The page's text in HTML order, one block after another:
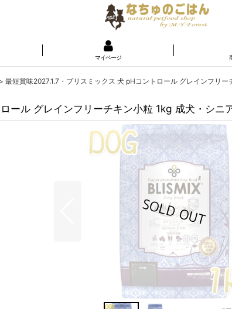
マイページ
> 最短賞味2027.1.7・ブリスミックス 犬 pHコントロール グレインフリ
ール グレインフリーチキン小粒 1kg 成犬・シ